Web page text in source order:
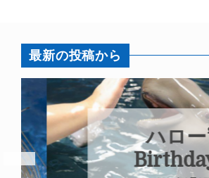
最新の投稿から
ハロー’s
Birthday!!!